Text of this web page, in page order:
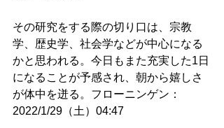
その研究をする際の切り口は、宗教
学、歴史学、社会学などが中心になる
かと思われる。今日もまた充実した1日
になることが予感され、朝から嬉しさ
が体中を迸る。フローニンゲン：
2022/1/29（土）04:47